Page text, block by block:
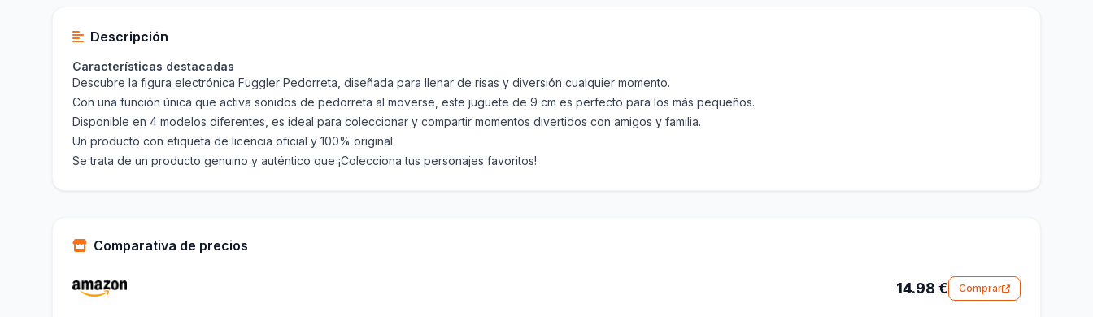
Descripción
Características destacadas
Descubre la figura electrónica Fuggler Pedorreta, diseñada para llenar de risas y diversión cualquier momento.
Con una función única que activa sonidos de pedorreta al moverse, este juguete de 9 cm es perfecto para los más pequeños.
Disponible en 4 modelos diferentes, es ideal para coleccionar y compartir momentos divertidos con amigos y familia.
Un producto con etiqueta de licencia oficial y 100% original
Se trata de un producto genuino y auténtico que ¡Colecciona tus personajes favoritos!
Comparativa de precios
14.98 € Comprar